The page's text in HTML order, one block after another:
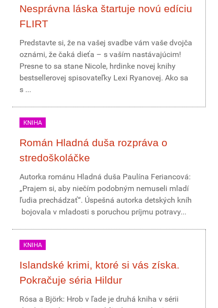
Nesprávna láska štartuje novú edíciu
FLIRT
Predstavte si, že na vašej svadbe vám vaše dvojča
oznámi, že čaká dieťa – s vaším nastávajúcim!
Presne to sa stane Nicole, hrdinke novej knihy
bestsellerovej spisovateľky Lexi Ryanovej. Ako sa
s ...
KNIHA
Román Hladná duša rozpráva o
stredoškoláčke
Autorka románu Hladná duša Paulína Feriancová:
„Prajem si, aby niečím podobným nemuseli mladí
ľudia prechádzať“. Úspešná autorka detských kníh
bojovala v mladosti s poruchou príjmu potravy...
KNIHA
Islandské krimi, ktoré si vás získa.
Pokračuje séria Hildur
Rósa a Björk: Hrob v ľade je druhá kniha v sérii